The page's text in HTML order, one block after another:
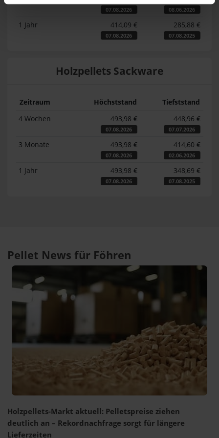
07.08.2026 08.06.2026
1 Jahr 414,09 €
07.08.2026
285,88 €
07.08.2025
Holzpellets Sackware
Zeitraum Höchststand
Tiefststand
4 Wochen
493,98 €
07.08.2026
448,96 €
07.07.2026
3 Monate 493,98 €
07.08.2026
414,60 €
02.06.2026
1 Jahr 493,98 €
07.08.2026
348,69 €
07.08.2025
Pellet News für Föhren
Holzpellets-Markt aktuell: Pelletspreise ziehen
deutlich an – Rekordnachfrage sorgt für längere
Lieferzeiten